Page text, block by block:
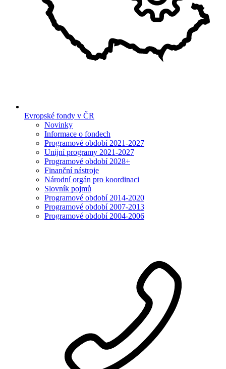
Evropské fondy v ČR
Novinky
Informace o fondech
Programové období 2021-2027
Unijní programy 2021-2027
Programové období 2028+
Finanční nástroje
Národní orgán pro koordinaci
Slovník pojmů
Programové období 2014-2020
Programové období 2007-2013
Programové období 2004-2006